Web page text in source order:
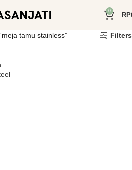
0
RP
tamu stainless” Filters